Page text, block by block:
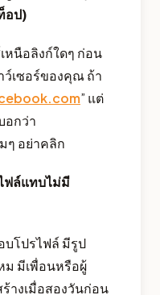
อป)
หนือลิงก์ใดๆ ก่อน
ว์เซอร์ของคุณ ถ้า
” แต่
อกว่า
ๆ อย่าคลิก
ล์แทบไม่มี
บโปรไฟล์ มีรูป
ม มีเพื่อนหรือผู้
างเมื่อสองวันก่อน